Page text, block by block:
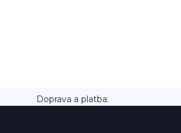
a platba: